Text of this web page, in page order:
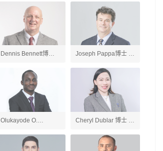
圳瑞得福学校 校长 福UK项目校长
Dennis Bennett博士
英国文学、英语老师
Joseph Pappa博士 美
国文学、AP英语语言
和写作老师
Olukayode O.
Ogundipe博士 化学、
Cheryl Dublar 博士 社
会研究老师